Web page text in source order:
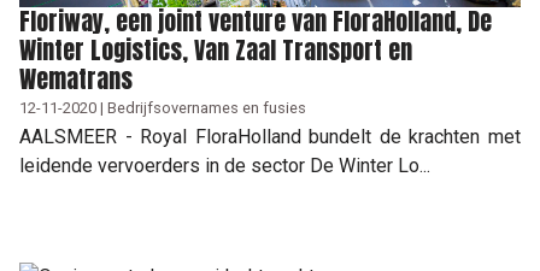
Floriway, een joint venture van FloraHolland, De
Winter Logistics, Van Zaal Transport en
Wematrans
12-11-2020 | Bedrijfsovernames en fusies
AALSMEER - Royal FloraHolland bundelt de krachten met
leidende vervoerders in de sector De Winter Lo...